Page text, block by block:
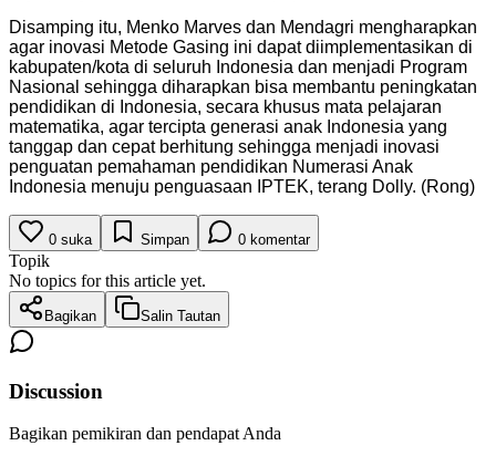
Disamping itu, Menko Marves dan Mendagri mengharapkan
agar inovasi Metode Gasing ini dapat diimplementasikan di
kabupaten/kota di seluruh Indonesia dan menjadi Program
Nasional sehingga diharapkan bisa membantu peningkatan
pendidikan di Indonesia, secara khusus mata pelajaran
matematika, agar tercipta generasi anak Indonesia yang
tanggap dan cepat berhitung sehingga menjadi inovasi
penguatan pemahaman pendidikan Numerasi Anak
Indonesia menuju penguasaan IPTEK, terang Dolly. (Rong)
0 suka Simpan 0 komentar
Topik
No topics for this article yet.
Bagikan Salin Tautan
Discussion
Bagikan pemikiran dan pendapat Anda